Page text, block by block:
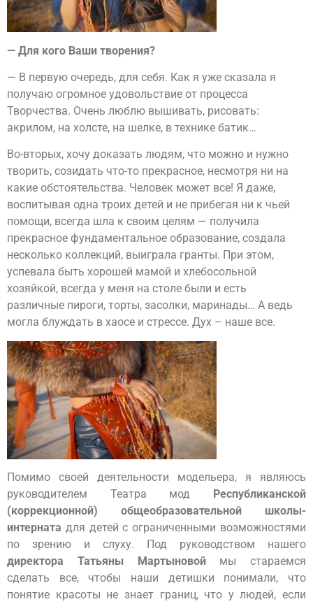
— Для кого Ваши творения?
— В первую очередь, для себя. Как я уже сказала я
получаю огромное удовольствие от процесса
Творчества. Очень люблю вышивать, рисовать:
акрилом, на холсте, на шелке, в технике батик…
Во-вторых, хочу доказать людям, что можно и нужно
творить, созидать что-то прекрасное, несмотря ни на
какие обстоятельства. Человек может все! Я даже,
воспитывая одна троих детей и не прибегая ни к чьей
помощи, всегда шла к своим целям — получила
прекрасное фундаментальное образование, создала
несколько коллекций, выиграла гранты. При этом,
успевала быть хорошей мамой и хлебосольной
хозяйкой, всегда у меня на столе были и есть
различные пироги, торты, засолки, маринады… А ведь
могла блуждать в хаосе и стрессе. Дух – наше все.
Помимо своей деятельности модельера, я являюсь
руководителем Театра мод
Республиканской
(коррекционной) общеобразовательной школы-
интерната для детей с ограниченными возможностями
по зрению и слуху. Под руководством нашего
директора Татьяны Мартыновоймы стараемся
сделать все, чтобы наши детишки понимали, что
понятие красоты не знает границ, что у людей, если